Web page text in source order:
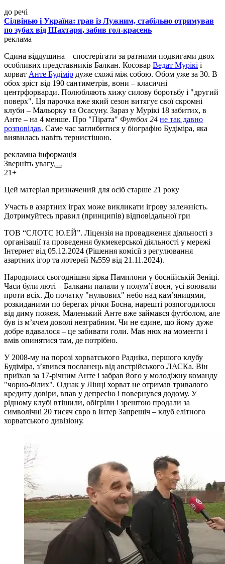
до речі
Сілвінью і Україна: грав із Лужним, стабільно отримував
по зубах від Шахтаря, забив гол-красень
реклама
Єдина віддушина – спостерігати за ратними подвигами двох
особливих представників Балкан. Косовар Ведат Мурікі і
хорват Анте Будімір дуже схожі між собою. Обом уже за 30. В
обох зріст від 190 сантиметрів, вони – класичні
центрфорварди. Полюбляють хижу силову боротьбу і "другий
поверх". Ця парочка вже який сезон витягує свої скромні
клуби – Мальорку та Осасуну. Зараз у Мурікі 18 забитих, в
Анте – на 4 менше. Про "Пірата" Футбол 24 не так давно
розповідав. Саме час заглибитися у біографію Будіміра, яка
виявилась навіть тернистішою.
рекламна інформація
Зверніть увагу
21+
Цей матеріал призначений для осіб старше 21 року
Участь в азартних іграх може викликати ігрову залежність.
Дотримуйтесь правил (принципів) відповідальної гри
ТОВ “СЛОТС Ю.ЕЙ”. Ліцензія на провадження діяльності з
організації та проведення букмекерської діяльності у мережі
Інтернет від 05.12.2024 (Рішення комісії з регулювання
азартних ігор та лотерей №559 від 21.11.2024).
Народилася сьогоднішня зірка Памплони у боснійській Зеніці.
Часи були люті – Балкани палали у полум’ї воєн, усі воювали
проти всіх. До початку "нульових" небо над кам’яницями,
розкиданими по берегах річки Босна, нарешті розпогодилося
від диму пожеж. Маленький Анте вже займався футболом, але
був із м’ячем доволі незграбним. Чи не єдине, що йому дуже
добре вдавалося – це забивати голи. Мав нюх на моменти і
вмів опинятися там, де потрібно.
У 2008-му на порозі хорватського Радніка, першого клубу
Будіміра, з’явився посланець від австрійського ЛАСКа. Він
приїхав за 17-річним Анте і забрав його у молодіжну команду
"чорно-білих". Однак у Лінці хорват не отримав тривалого
кредиту довіри, впав у депресію і повернувся додому. У
рідному клубі втішили, обігріли і зрештою продали за
символічні 20 тисяч євро в Інтер Запрешіч – клуб елітного
хорватського дивізіону.